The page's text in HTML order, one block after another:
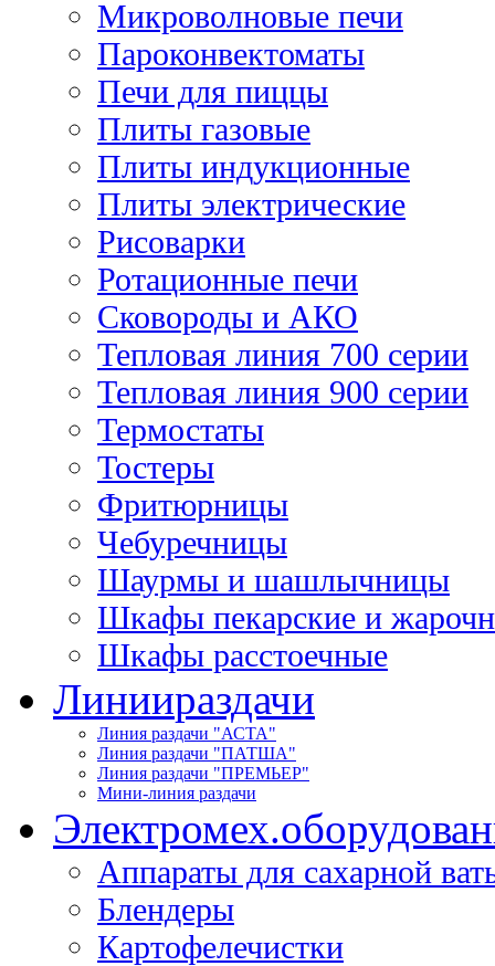
Микроволновые печи
Пароконвектоматы
Печи для пиццы
Плиты газовые
Плиты индукционные
Плиты электрические
Рисоварки
Ротационные печи
Сковороды и АКО
Тепловая линия 700 серии
Тепловая линия 900 серии
Термостаты
Тостеры
Фритюрницы
Чебуречницы
Шаурмы и шашлычницы
Шкафы пекарские и
Шкафы расстоечные
Линиираздачи
Линия раздачи "АСТА"
Линия раздачи "ПАТША"
Линия раздачи "ПРЕМЬЕР"
Мини-линия раздачи
Электромех.
Аппараты для сахарной
Блендеры
Картофелечистки